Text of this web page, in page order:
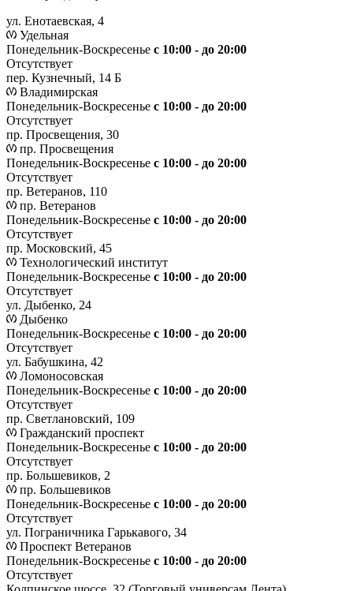
ул. Енотаевская, 4
Удельная
Понедельник-Воскресенье с 10:00 - до 20:00
Отсутствует
пер. Кузнечный, 14 Б
Владимирская
Понедельник-Воскресенье с 10:00 - до 20:00
Отсутствует
пр. Просвещения, 30
пр. Просвещения
Понедельник-Воскресенье c 10:00 - до 20:00
Отсутствует
пр. Ветеранов, 110
пр. Ветеранов
Понедельник-Воскресенье с 10:00 - до 20:00
Отсутствует
пр. Московский, 45
Технологический институт
Понедельник-Воскресенье с 10:00 - до 20:00
Отсутствует
ул. Дыбенко, 24
Дыбенко
Понедельник-Воскресенье с 10:00 - до 20:00
Отсутствует
ул. Бабушкина, 42
Ломоносовская
Понедельник-Воскресенье с 10:00 - до 20:00
Отсутствует
пр. Светлановский, 109
Гражданский проспект
Понедельник-Воскресенье с 10:00 - до 20:00
Отсутствует
пр. Большевиков, 2
пр. Большевиков
Понедельник-Воскресенье с 10:00 - до 20:00
Отсутствует
ул. Пограничника Гарькавого, 34
Проспект Ветеранов
Понедельник-Воскресенье с 10:00 - до 20:00
Отсутствует